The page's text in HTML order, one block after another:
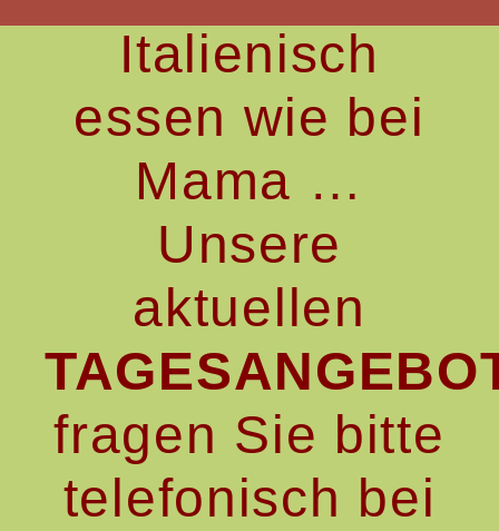
Italienisch
essen wie bei
Mama …
Unsere
aktuellen
fragen Sie bitte
telefonisch bei